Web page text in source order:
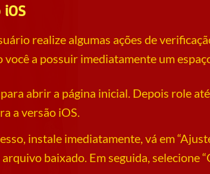
realize algumas ações de
a possuir imediatamente um
abrir a página inicial. Depois role
a versão iOS.
instale imediatamente, vá em
baixado. Em seguida,